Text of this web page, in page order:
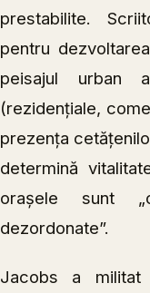
prestabilite.
pentru
peisajul urban
(rezidențiale,
prezența
determină
orașele sunt
dezordonate”.
Jacobs a militat